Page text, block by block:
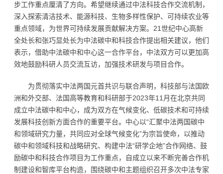
步工作重点厘清了方向。希望继续通过中法科技合作交流机制，
深入探索清洁技术、能源科技、生物多样性保护、可持续农业等
重点领域，为世界可持续发展贡献解决方案。21世纪中心高新
全处长和张巧显处长为中法碳中和科技合作提出相关建议，他们
表示，借助中法碳中和中心这一合作平台，中法双方可以更加高
效地鼓励科研人员交流互访，加强技术研发与项目合作。
为贯彻落实中法两国元首共识与联合声明，科技部与法国欧
洲和外交部、法国高等教育和科研部于2023年11月在北京共同
成立中法碳中和中心，成为双方在气候变化、低碳技术和可持续
发展科技创新方面合作的重要平台。中心以“汇聚中法两国碳中
和领域研究力量，共同应对全球气候变化”为宗旨使命，以推动
碳中和领域科技和战略研究、构建中法“研学企地”合作网络、鼓
励碳中和科技合作项目为工作重点，自成立以来不断完善合作机
制建设和智库平台构造，围绕碳中和主题组织召开多次中法专家